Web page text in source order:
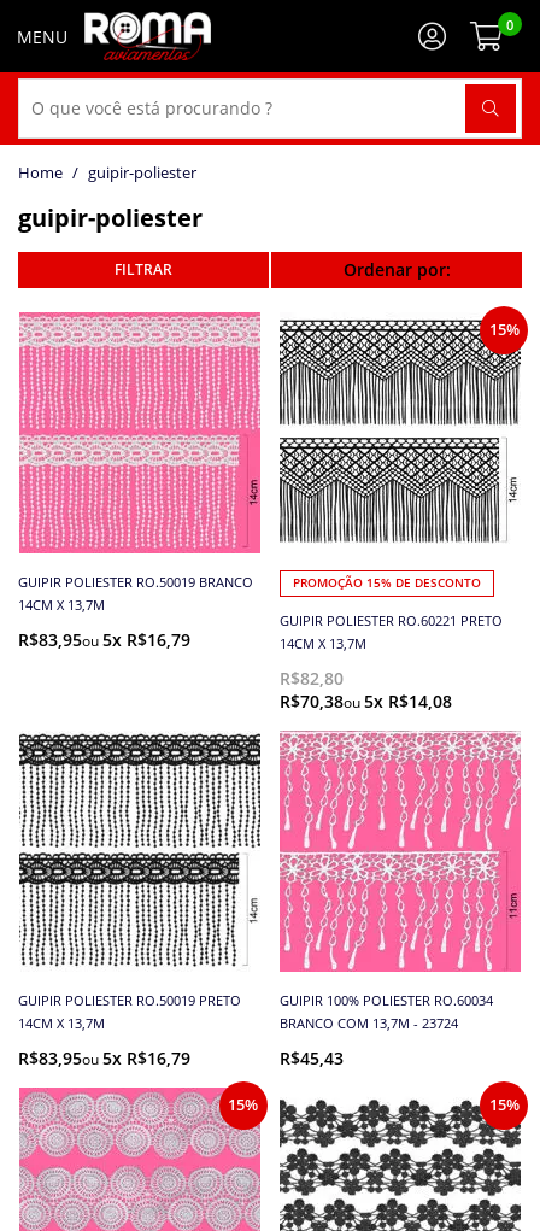
0
guipir-poliester
guipir-poliester
Ordenar por:
GUIPIR POLIESTER RO.50019 BRANCO
14CM X 13,7M
R$83,95 5x R$16,79
PROMOÇÃO 15% DE DESCONTO
GUIPIR POLIESTER RO.60221 PRETO
14CM X 13,7M
R$82,80
R$70,38
5x R$14,08
15%
GUIPIR POLIESTER RO.50019 PRETO
14CM X 13,7M
R$83,95 5x R$16,79
GUIPIR 100% POLIESTER RO.60034
BRANCO COM 13,7M - 23724
R$45,43
15% 15%